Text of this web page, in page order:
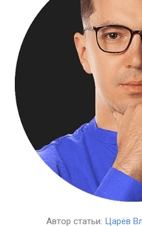
Автор статьи: Царёв